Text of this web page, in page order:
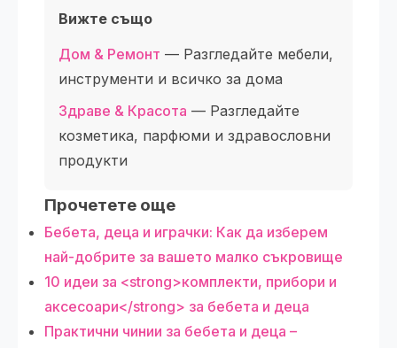
Вижте също
Дом & Ремонт — Разгледайте мебели,
инструменти и всичко за дома
Здраве & Красота — Разгледайте
козметика, парфюми и здравословни
продукти
Прочетете още
Бебета, деца и играчки: Как да изберем
най-добрите за вашето малко съкровище
10 идеи за <strong>комплекти, прибори и
аксесоари</strong> за бебета и деца
Практични чинии за бебета и деца –